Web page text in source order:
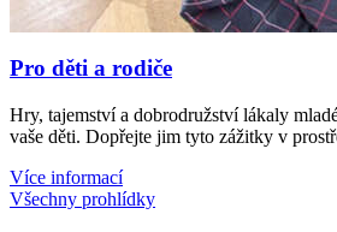
Pro děti a rodiče
Hry, tajemství a dobrodružství lákaly
vaše děti. Dopřejte jim tyto zážitky v
Více informací
Všechny prohlídky